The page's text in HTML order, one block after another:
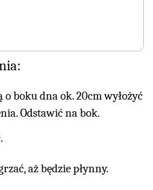
boku dna ok. 20cm wyłożyć
Odstawić na bok.
aż będzie płynny.